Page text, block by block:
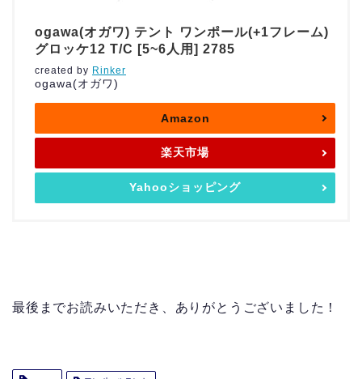
ogawa(オガワ) テント ワンポール(+1フレーム)
グロッケ12 T/C [5~6人用] 2785
created by Rinker
ogawa(オガワ)
Amazon
楽天市場
Yahooショッピング
最後までお読みいただき、ありがとうございました！